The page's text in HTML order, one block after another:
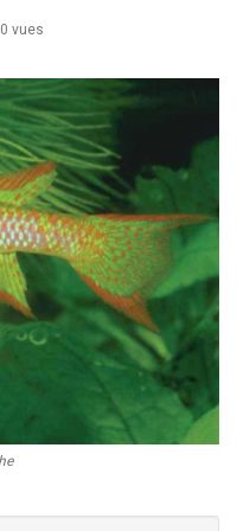
congrès du KCF
de l'APK 2026
chez Denis !En savoir +
de Rentrée du KCF Nord En
FINLANDE :
Congrès
vues